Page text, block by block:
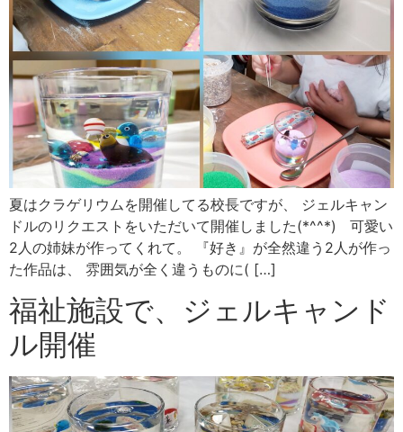
夏はクラゲリウムを開催してる校長ですが、 ジェルキャン
ドルのリクエストをいただいて開催しました(*^^*) 可愛い
2人の姉妹が作ってくれて。 『好き』が全然違う2人が作っ
た作品は、 雰囲気が全く違うものに( […]
福祉施設で、ジェルキャンド
ル開催